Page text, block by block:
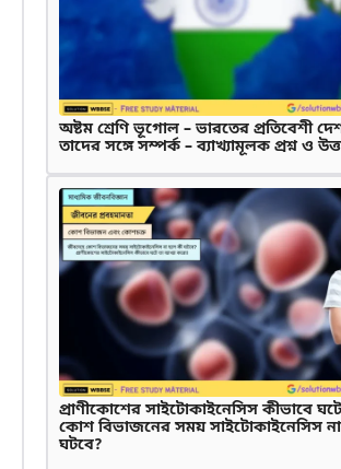
অষ্টম শ্রেণি ভূগোল – ভারতের প্রতিবেশী
তাদের সঙ্গে সম্পর্ক – ব্যাখ্যামূলক প্রশ্ন ও
প্রাণীকোশের সাইটোকাইনেসিস কীভাবে
কোশ বিভাজনের সময় সাইটোকাইনেসিস
ঘটবে?